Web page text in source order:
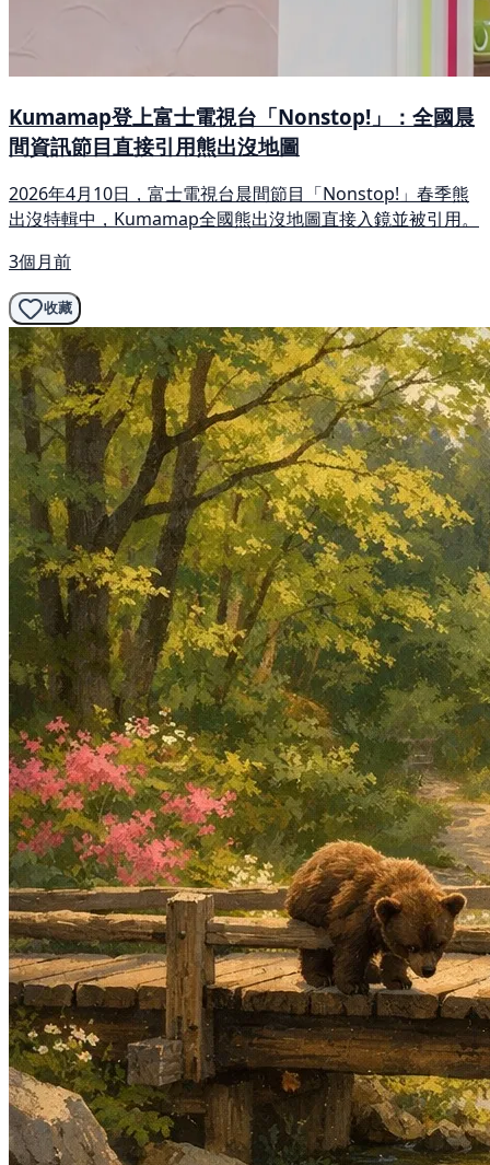
Kumamap登上富士電視台「Nonstop!」：全國晨
間資訊節目直接引用熊出沒地圖
2026年4月10日，富士電視台晨間節目「Nonstop!」春季熊
出沒特輯中，Kumamap全國熊出沒地圖直接入鏡並被引用。
3個月前
收藏